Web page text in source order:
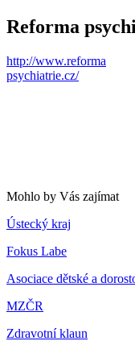
Reforma
http://www.reforma
psychiatrie.cz/
Mohlo by Vás zajímat
Ústecký kraj
Fokus Labe
Asociace dětské a
MZČR
Zdravotní klaun